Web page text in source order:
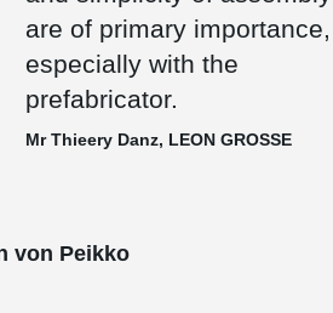
are of primary importance,
especially with the
prefabricator.
Mr Thieery Danz, LEON GROSSE
von Peikko